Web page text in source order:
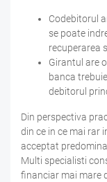
Codebitorul
se poate
recuperarea
Girantul are
banca
debitorul
Din perspectiva
din ce in ce mai rar
acceptat
Multi specialisti
financiar mai mare